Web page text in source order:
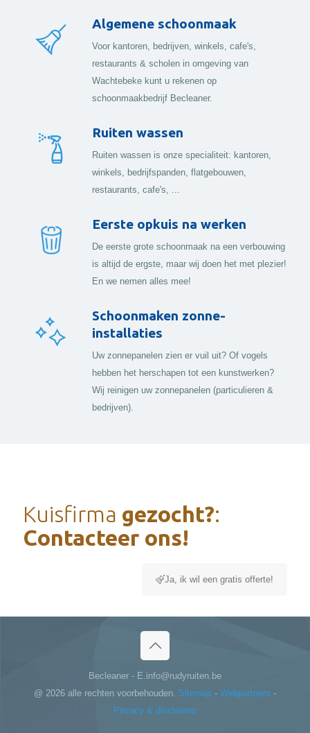
Algemene schoonmaak
Voor kantoren, bedrijven, winkels, cafe's,
restaurants & scholen in omgeving van
Wachtebeke kunt u rekenen op
schoonmaakbedrijf Becleaner.
Ruiten wassen
Ruiten wassen is onze specialiteit: kantoren,
winkels, bedrijfspanden, flatgebouwen,
restaurants, cafe's, ...
Eerste opkuis na werken
De eerste grote schoonmaak na een verbouwing
is altijd de ergste, maar wij doen het met plezier!
En we nemen alles mee!
Schoonmaken zonne-
installaties
Uw zonnepanelen zien er vuil uit? Of vogels
hebben het herschapen tot een kunstwerken?
Wij reinigen uw zonnepanelen (particulieren &
bedrijven).
Kuisfirma gezocht?:
Contacteer ons!
Ja, ik wil een gratis offerte!
Becleaner - E.info@rudyruiten.be
@ 2026 alle rechten voorbehouden. Sitemap - Webpartners -
Privacy & disclaimer